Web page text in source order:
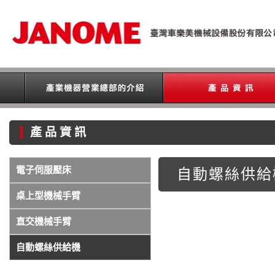
產品資訊
電子伺服壓床
桌上型機械手臂
直交機械手臂
自動螺絲供給機
自動螺絲供